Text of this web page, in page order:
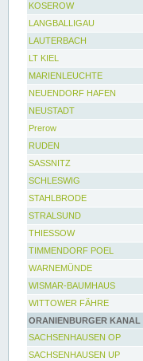
KOSEROW
LANGBALLIGAU
LAUTERBACH
LT KIEL
MARIENLEUCHTE
NEUENDORF HAFEN
NEUSTADT
Prerow
RUDEN
SASSNITZ
SCHLESWIG
STAHLBRODE
STRALSUND
THIESSOW
TIMMENDORF POEL
WARNEMÜNDE
WISMAR-BAUMHAUS
WITTOWER FÄHRE
ORANIENBURGER KANAL
SACHSENHAUSEN OP
SACHSENHAUSEN UP